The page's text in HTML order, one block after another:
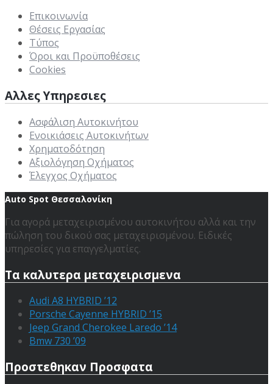
Επικοινωνία
Θέσεις Εργασίας
Τύπος
Όροι και Προϋποθέσεις
Cookies
Αλλες Υπηρεσιες
Ασφάλιση Αυτοκινήτου
Ενοικιάσεις Αυτοκινήτων
Χρηματοδότηση
Αξιολόγηση Οχήματος
Έλεγχος Οχήματος
Auto Spot Θεσσαλονίκη
Για αγορά μεταχειρισμένου αυτοκινήτου αλλά και την
πώληση του δικού σας μεταχειρισμένου. Ειδικές
υπηρεσίες για επαγγελματίες.
Τα καλυτερα μεταχειρισμενα
Audi A8 HYBRID ’12
Porsche Cayenne HYBRID ’15
Jeep Grand Cherokee Laredo ’14
Bmw 730 ’09
Προστεθηκαν Προσφατα